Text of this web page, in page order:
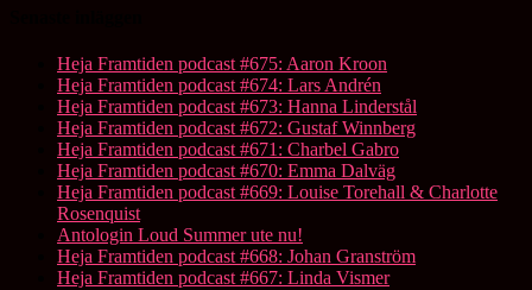
Heja Framtiden podcast #675: Aaron Kroon
Heja Framtiden podcast #674: Lars Andrén
Heja Framtiden podcast #673: Hanna Linderstål
Heja Framtiden podcast #672: Gustaf Winnberg
Heja Framtiden podcast #671: Charbel Gabro
Heja Framtiden podcast #670: Emma Dalväg
Heja Framtiden podcast #669: Louise Torehall & Charlotte
Rosenquist
Antologin Loud Summer ute nu!
Heja Framtiden podcast #668: Johan Granström
Heja Framtiden podcast #667: Linda Vismer